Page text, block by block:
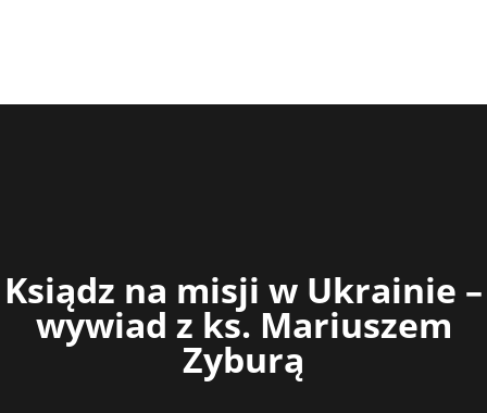
Ksiądz na misji w Ukrainie –
wywiad z ks. Mariuszem
Zyburą